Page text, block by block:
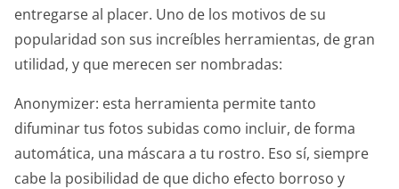
entregarse al placer. Uno de los motivos de su
popularidad son sus increíbles herramientas, de gran
utilidad, y que merecen ser nombradas:
Anonymizer: esta herramienta permite tanto
difuminar tus fotos subidas como incluir, de forma
automática, una máscara a tu rostro. Eso sí, siempre
cabe la posibilidad de que dicho efecto borroso y